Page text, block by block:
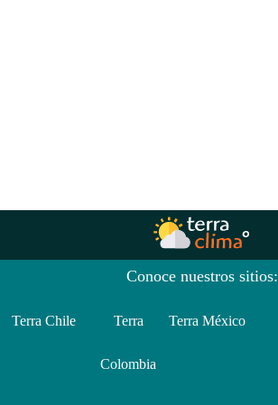
Conoce nuestros sitios:
Terra Chile Terra
Colombia
Terra México